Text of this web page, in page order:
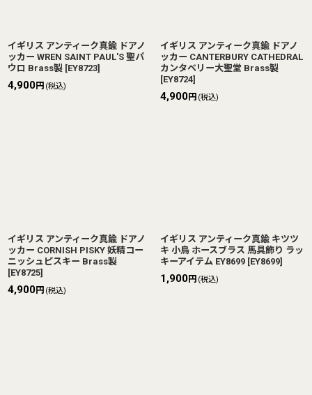
イギリス アンティーク真鍮 ドアノ
ッカー WREN SAINT PAUL'S 聖パ
ウロ Brass製 [EY8723]
4,900円 (税込)
イギリス アンティーク真鍮 ドアノ
ッカー CANTERBURY CATHEDRAL
カンタベリー大聖堂 Brass製
[EY8724]
4,900円 (税込)
イギリス アンティーク真鍮 ドアノ
ッカー CORNISH PISKY 妖精コー
ニッシュピスキー Brass製
[EY8725]
4,900円 (税込)
イギリス アンティーク真鍮 キツツ
キ 小鳥 ホースブラス 馬具飾り ラッ
キーアイテム EY8699 [EY8699]
1,900円 (税込)